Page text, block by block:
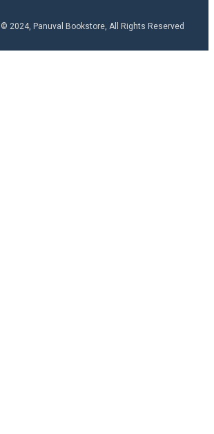
2024, Panuval Bookstore, All Rights Reserved